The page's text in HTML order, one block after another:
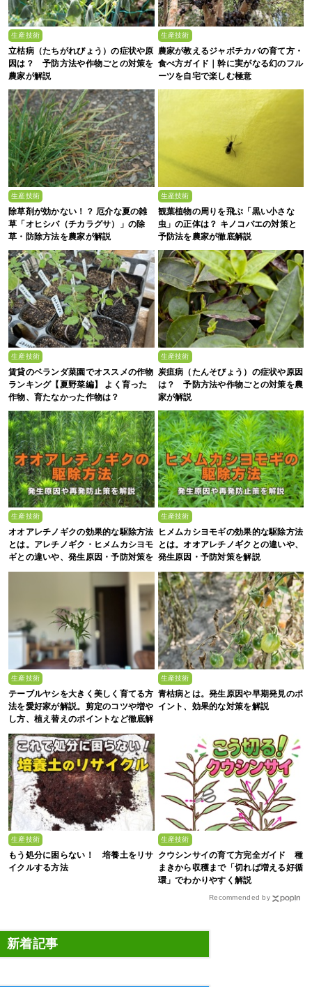
生産技術
立枯病（たちがれびょう）の症状や原
因は？ 予防方法や作物ごとの対策を
農家が解説
生産技術
農家が教えるジャボチカバの育て方・
食べ方ガイド｜幹に実がなる幻のフル
ーツを自宅で楽しむ極意
生産技術
除草剤が効かない！？ 厄介な夏の雑
草「オヒシバ（チカラグサ）」の除
草・防除方法を農家が解説
生産技術
観葉植物の周りを飛ぶ「黒い小さな
虫」の正体は？ キノコバエの対策と
予防法を農家が徹底解説
生産技術
賃貸のベランダ菜園でオススメの作物
ランキング【夏野菜編】 よく育った
作物、育たなかった作物は？
生産技術
炭疽病（たんそびょう）の症状や原因
は？ 予防方法や作物ごとの対策を農
家が解説
生産技術
オオアレチノギクの効果的な駆除方法
とは。アレチノギク・ヒメムカシヨモ
ギとの違いや、発生原因・予防対策を
解説
生産技術
ヒメムカシヨモギの効果的な駆除方法
とは。オオアレチノギクとの違いや、
発生原因・予防対策を解説
生産技術
テーブルヤシを大きく美しく育てる方
法を愛好家が解説。剪定のコツや増や
し方、植え替えのポイントなど徹底解
剖
生産技術
青枯病とは。発生原因や早期発見のポ
イント、効果的な対策を解説
生産技術
もう処分に困らない！ 培養土をリサ
イクルする方法
生産技術
クウシンサイの育て方完全ガイド 種
まきから収穫まで「切れば増える好循
環」でわかりやすく解説
Recommended by
新着記事